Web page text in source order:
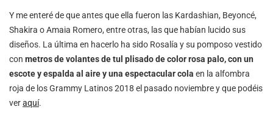
Y me enteré de que antes que ella fueron las Kardashian, Beyoncé,
Shakira o Amaia Romero, entre otras, las que habían lucido sus
diseños. La última en hacerlo ha sido Rosalía y su pomposo vestido
con metros de volantes de tul plisado de color rosa palo, con un
escote y espalda al aire y una espectacular cola en la alfombra
roja de los Grammy Latinos 2018 el pasado noviembre y que podéis
veraquí.